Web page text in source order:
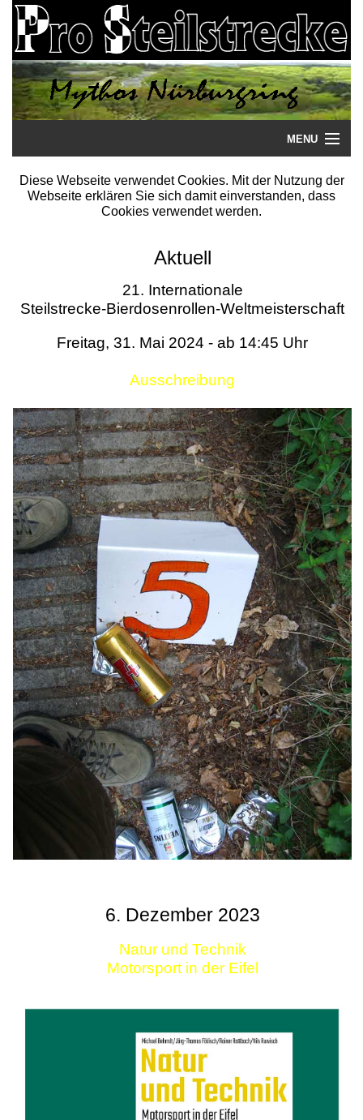
MENU
Startseite
Literatur
Termine
Diese Webseite verwendet Cookies. Mit der Nutzung der
Webseite erklären Sie sich damit einverstanden, dass
Cookies verwendet werden.
Aktuell
21. Internationale
Steilstrecke-Bierdosenrollen-Weltmeisterschaft
Freitag, 31. Mai 2024 - ab 14:45 Uhr
Ausschreibung
6. Dezember 2023
Natur und Technik
Motorsport in der Eifel